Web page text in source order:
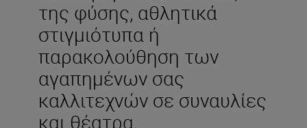
της φύσης, αθλητικά
στιγμιότυπα ή
παρακολούθηση των
αγαπημένων σας
καλλιτεχνών σε συναυλίες
και θέατρα.